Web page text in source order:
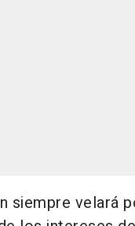
siempre velará